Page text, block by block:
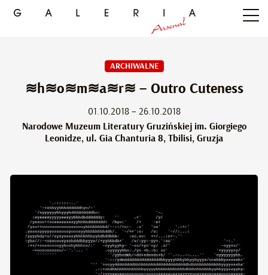
ARCHIWALNE
≋h≋o≋m≋a≋r≋ – Outro Cuteness
01.10.2018 – 26.10.2018
Narodowe Muzeum Literatury Gruzińskiej im. Giorgiego
Leonidze, ul. Gia Chanturia 8, Tbilisi, Gruzja